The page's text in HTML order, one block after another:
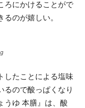
ろにかけることがで
のが嬉しい。
したことによる塩味
るので酸っぱくなり
うゆ 本膳』は、酸